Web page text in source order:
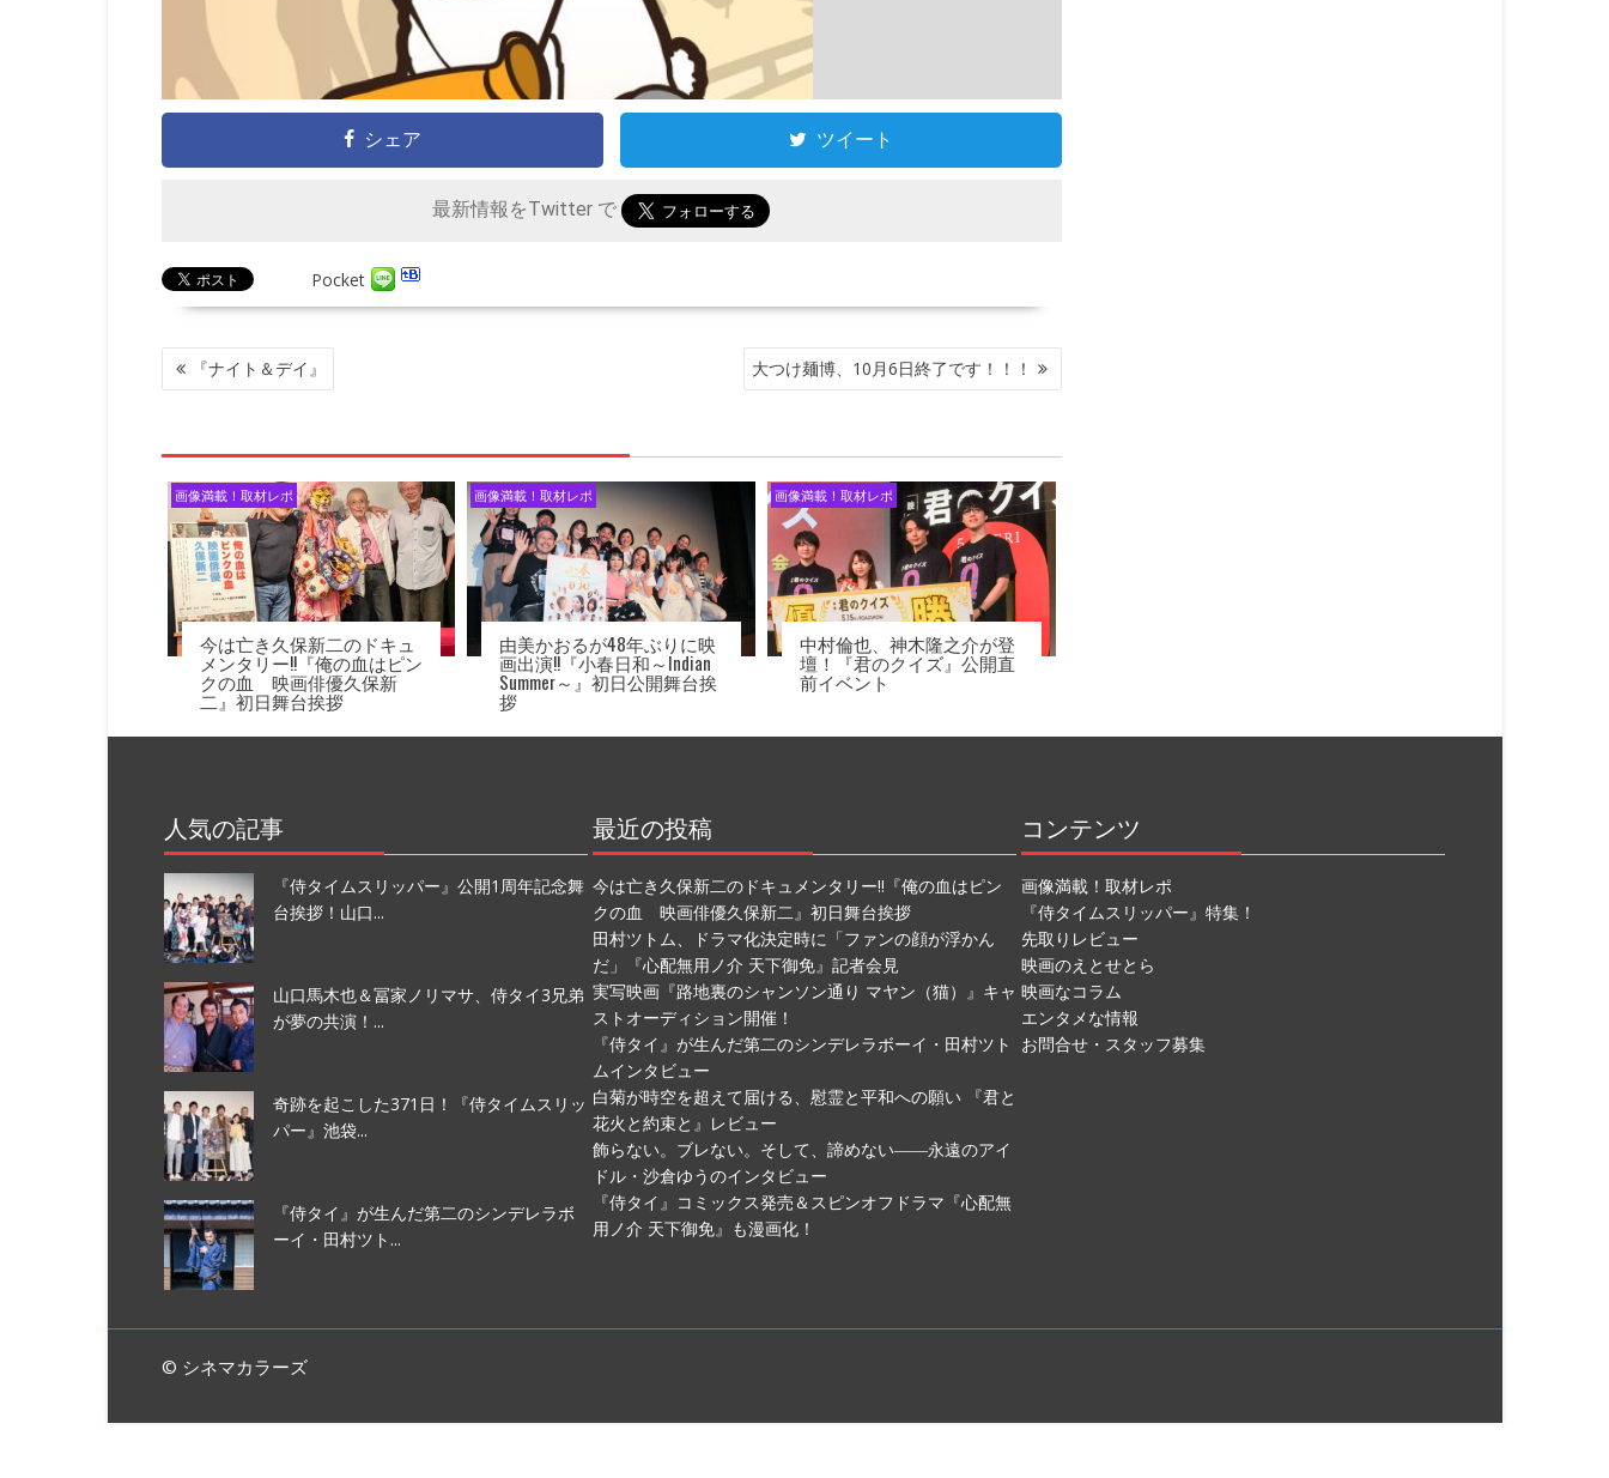
シェア ツイート
最新情報をTwitter で
Pocket
投
稿
ゲ
ー
シ
ョ
ン
『ナイト＆デイ』 大つけ麺博、10月6日終了です！！！
画像満載！取材レポ
今は亡き久保新二のドキュ
メンタリー!!『俺の血はピン
クの血 映画俳優久保新
二』初日舞台挨拶
画像満載！取材レポ
由美かおるが48年ぶりに映
画出演!!『小春日和～Indian
Summer～』初日公開舞台挨
拶
画像満載！取材レポ
中村倫也、神木隆之介が登
壇！『君のクイズ』公開直
前イベント
人気の記事
『侍タイムスリッパー』公開1周年記念舞
台挨拶！山口...
山口馬木也＆冨家ノリマサ、侍タイ3兄弟
が夢の共演！...
奇跡を起こした371日！『侍タイムスリッ
パー』池袋...
『侍タイ』が生んだ第二のシンデレラボ
ーイ・田村ツト...
最近の投稿
今は亡き久保新二のドキュメンタリー!!『俺の血はピン
クの血 映画俳優久保新二』初日舞台挨拶
田村ツトム、ドラマ化決定時に「ファンの顔が浮かん
だ」『心配無用ノ介 天下御免』記者会見
実写映画『路地裏のシャンソン通り マヤン（猫）』キャ
ストオーディション開催！
『侍タイ』が生んだ第二のシンデレラボーイ・田村ツト
ムインタビュー
白菊が時空を超えて届ける、慰霊と平和への願い 『君と
花火と約束と』レビュー
飾らない。ブレない。そして、諦めない――永遠のアイ
ドル・沙倉ゆうのインタビュー
『侍タイ』コミックス発売＆スピンオフドラマ『心配無
用ノ介 天下御免』も漫画化！
コンテンツ
画像満載！取材レポ
『侍タイムスリッパー』特集！
先取りレビュー
映画のえとせとら
映画なコラム
エンタメな情報
お問合せ・スタッフ募集
© シネマカラーズ